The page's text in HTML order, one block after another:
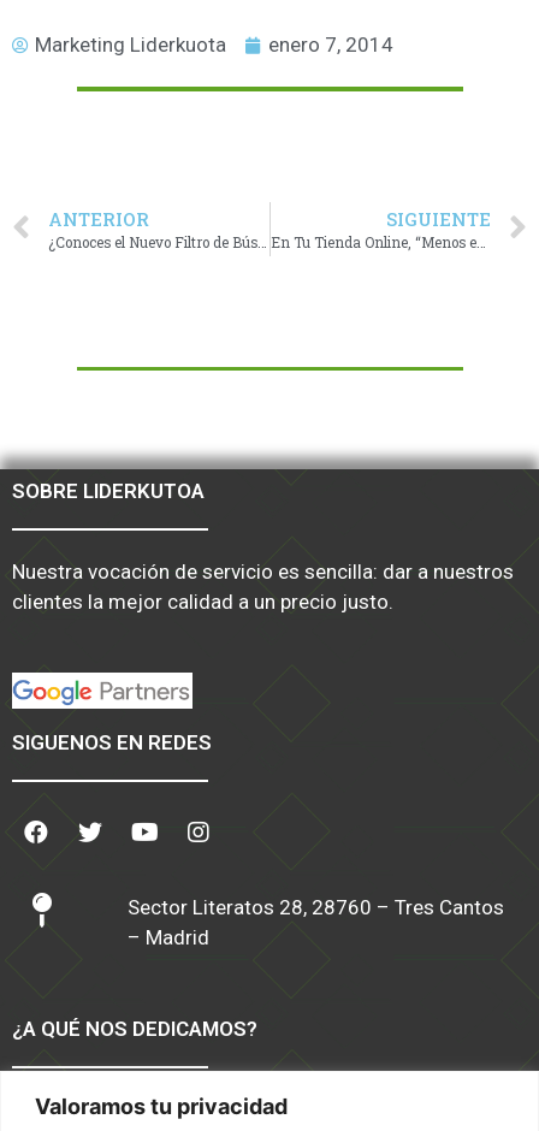
Valoramos tu privacidad
Marketing Liderkuota enero 7, 2014
ANTERIOR SIGUIENTE
En Tu Tienda Online, “Menos es más”
SOBRE LIDERKUTOA
Nuestra vocación de servicio es sencilla: dar a nuestros
clientes la mejor calidad a un precio justo.
SIGUENOS EN REDES
Sector Literatos 28, 28760 – Tres Cantos
– Madrid
¿A QUÉ NOS DEDICAMOS?
Software TPV Moda y Calzado